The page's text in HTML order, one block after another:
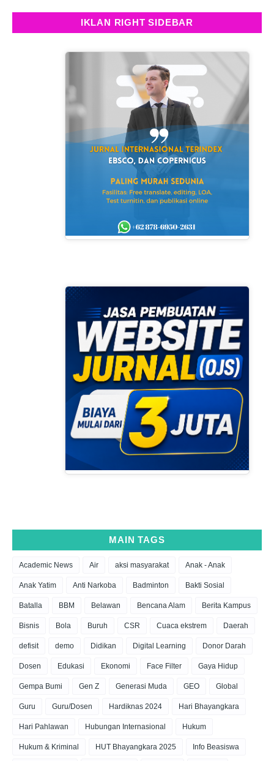
IKLAN RIGHT SIDEBAR
MAIN TAGS
Academic News Air aksi masyarakat Anak - Anak
Anak Yatim Anti Narkoba Badminton Bakti Sosial
Batalla BBM Belawan Bencana Alam Berita Kampus
Bisnis Bola Buruh CSR Cuaca ekstrem Daerah
defisit demo Didikan Digital Learning Donor Darah
Dosen Edukasi Ekonomi Face Filter Gaya Hidup
Gempa Bumi Gen Z Generasi Muda GEO Global
Guru Guru/Dosen Hardiknas 2024 Hari Bhayangkara
Hari Pahlawan Hubungan Internasional Hukum
Hukum & Kriminal HUT Bhayangkara 2025 Info Beasiswa